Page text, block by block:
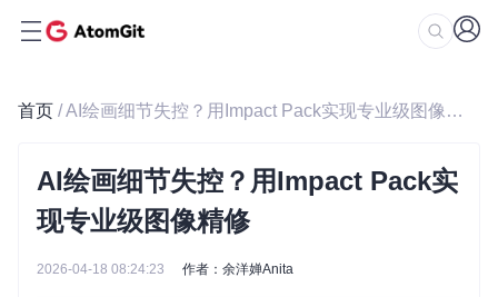
首页 / AI绘画细节失控？用Impact Pack实现专业级图像精修
AI绘画细节失控？用Impact Pack实
现专业级图像精修
2026-04-18 08:24:23 作者：余洋婵Anita